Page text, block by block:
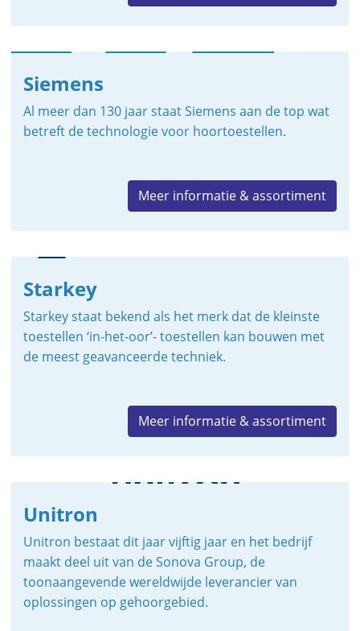
Siemens
Al meer dan 130 jaar staat Siemens aan de top wat
betreft de technologie voor hoortoestellen.
Meer informatie & assortiment
Starkey
Starkey staat bekend als het merk dat de kleinste
toestellen ‘in-het-oor’- toestellen kan bouwen met
de meest geavanceerde techniek.
Meer informatie & assortiment
Unitron
Unitron bestaat dit jaar vijftig jaar en het bedrijf
maakt deel uit van de Sonova Group, de
toonaangevende wereldwijde leverancier van
oplossingen op gehoorgebied.